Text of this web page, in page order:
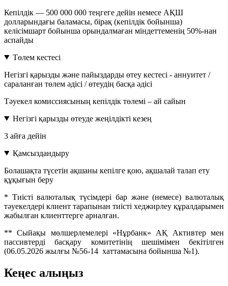
Кепілдік — 500 000 000 теңгеге дейін немесе АҚШ
долларындағы баламасы, бірақ (кепілдік бойынша)
келісімшарт бойынша орындалмаған міндеттеменің 50%-нан
аспайды
Төлем кестесі
Негізгі қарызды және пайыздарды өтеу кестесі - аннуитет /
сараланған төлем әдісі / өтеудің басқа әдісі
Тәуекел комиссиясының кепілдік төлемі – ай сайын
Негізгі қарызды өтеуде жеңілдікті кезең
3 айға дейін
Қамсыздандыру
Болашақта түсетін ақшаны кепілге қою, ақшалай талап ету
құқығын беру
* Тиісті валюталық түсімдері бар және (немесе) валюталық
тәуекелдері клиент тарапынан тиісті хеджирлеу құралдарымен
жабылған клиенттерге арналған.
** Сыйақы мөлшерлемелері «Нұрбанк» АҚ Активтер мен
пассивтерді басқару комитетінің шешімімен бекітілген
(06.05.2026 жылғы №56-14 хаттамасына бойынша №1).
Кеңес алыңыз